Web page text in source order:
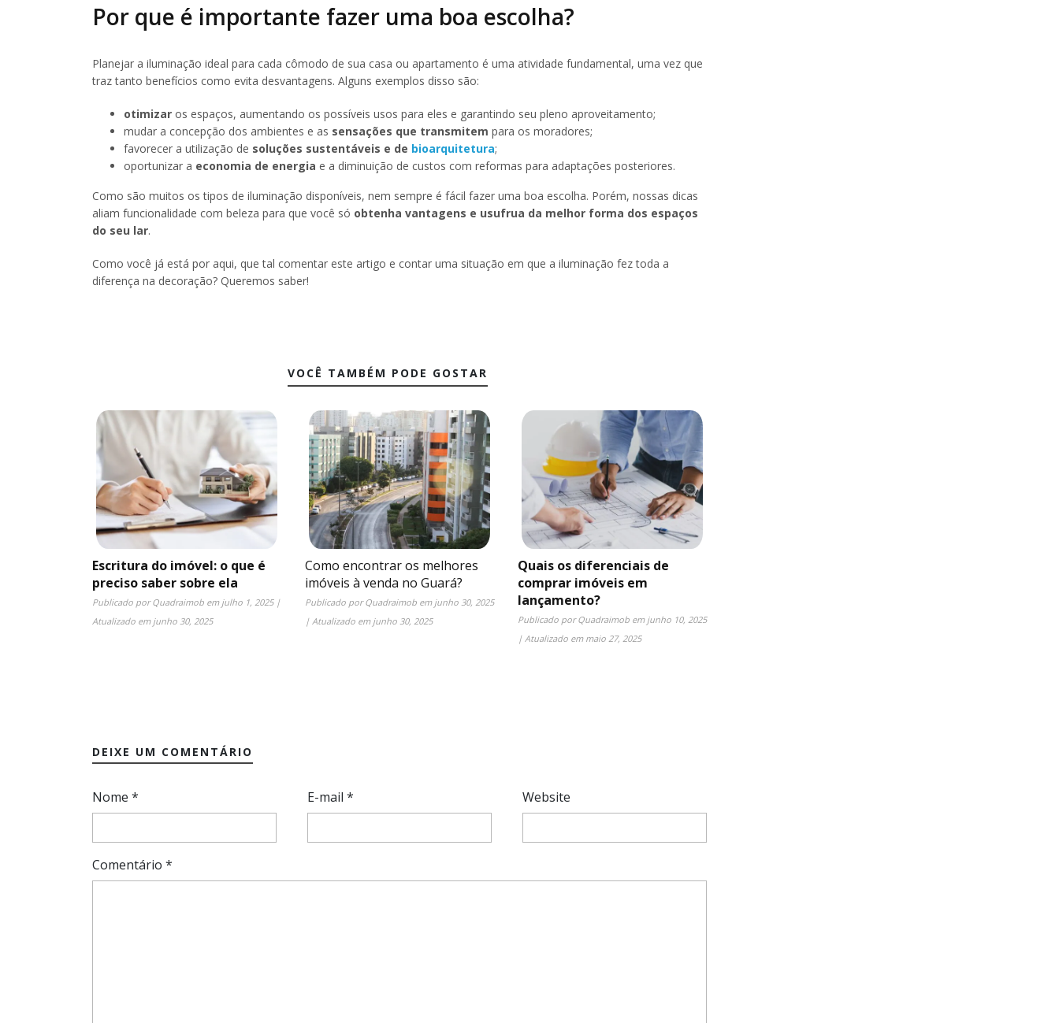
Por que é importante fazer uma boa escolha?
Planejar a iluminação ideal para cada cômodo de sua casa ou apartamento é uma atividade fundamental, uma vez que
traz tanto benefícios como evita desvantagens. Alguns exemplos disso são:
otimizar os espaços, aumentando os possíveis usos para eles e garantindo seu pleno aproveitamento;
mudar a concepção dos ambientes e as sensações que transmitem para os moradores;
favorecer a utilização de soluções sustentáveis e de bioarquitetura;
oportunizar a economia de energia e a diminuição de custos com reformas para adaptações posteriores.
Como são muitos os tipos de iluminação disponíveis, nem sempre é fácil fazer uma boa escolha. Porém, nossas dicas
aliam funcionalidade com beleza para que você só obtenha vantagens e usufrua da melhor forma dos espaços
do seu lar.
Como você já está por aqui, que tal comentar este artigo e contar uma situação em que a iluminação fez toda a
diferença na decoração? Queremos saber!
VOCÊ TAMBÉM PODE GOSTAR
Escritura do imóvel: o que é
preciso saber sobre ela
Publicado porQuadraimob em julho 1, 2025|
Atualizado em junho 30, 2025
Como encontrar os melhores
imóveis à venda no Guará?
Publicado porQuadraimobem junho 30, 2025
| Atualizado em junho 30, 2025
Quais os diferenciais de
comprar imóveis em
lançamento?
Publicado porQuadraimobem junho 10, 2025
| Atualizado em maio 27, 2025
DEIXE UM COMENTÁRIO
Nome * E-mail * Website
Comentário *